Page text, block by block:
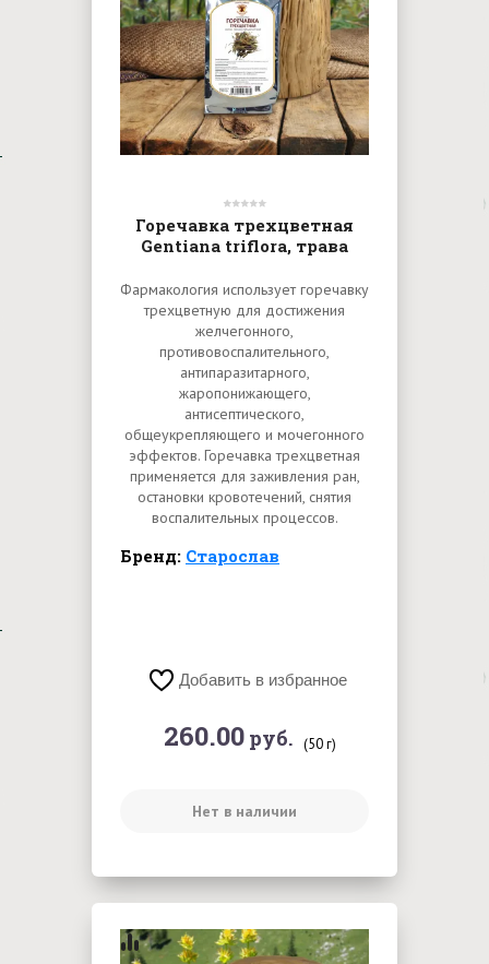
Горечавка трехцветная
Gentiana triflora, трава
Фармакология использует горечавку
трехцветную для достижения
желчегонного,
противовоспалительного,
антипаразитарного,
жаропонижающего,
антисептического,
общеукрепляющего и мочегонного
эффектов. Горечавка трexцветнaя
применяется для заживления ран,
остановки кровотечений, снятия
воспалительных процессов.
Бренд: Старослав
Добавить в избранное
260.00 руб. (50 г)
Нет в наличии